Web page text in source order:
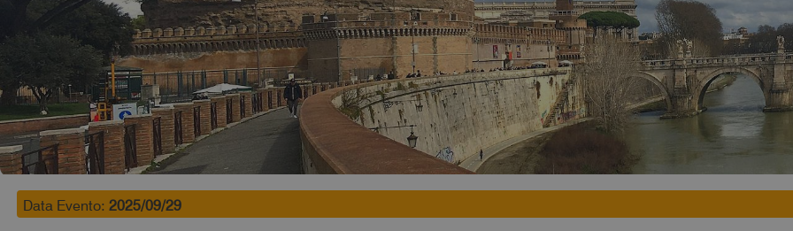
Data Evento: 2025/09/29